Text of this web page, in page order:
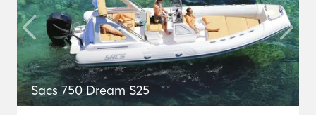
Sacs 750 Dream S25